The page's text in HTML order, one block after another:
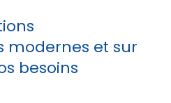
modernes et sur
besoins